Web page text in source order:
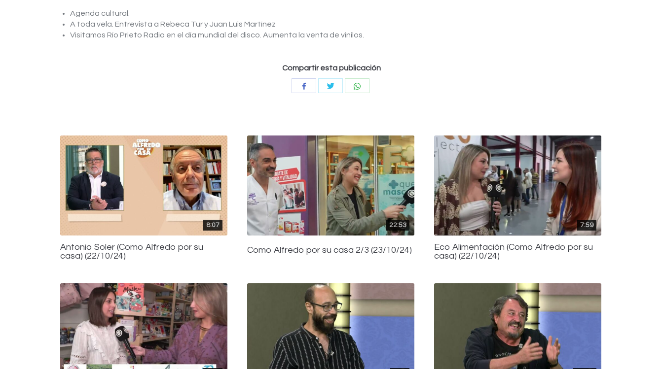
Agenda cultural.
A toda vela. Entrevista a Rebeca Tur y Juan Luis Martínez
Visitamos Río Prieto Radio en el día mundial del disco. Aumenta la venta de vinilos.
Compartir esta publicación
CompartirCompartir
8:07
Antonio Soler (Como Alfredo por su
casa) (22/10/24)
22:53
Como Alfredo por su casa 2/3 (23/10/24)
7:59
Eco Alimentación (Como Alfredo por su
casa) (22/10/24)